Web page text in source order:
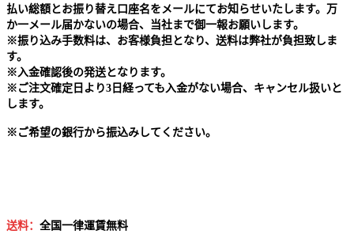
払い総額とお振り替え口座名をメールにてお知らせいたします。万
か一メール届かないの場合、当社まで御一報お願いします。
※振り込み手数料は、お客様負担となり、送料は弊社が負担致しま
す。
※ 入金確認後の発送となります。
※ ご注文確定日より3日経っても入金がない場合、キャンセル扱いと
します。
※ ご希望の銀行から振込みしてください。
送料： 全国一律運賃無料